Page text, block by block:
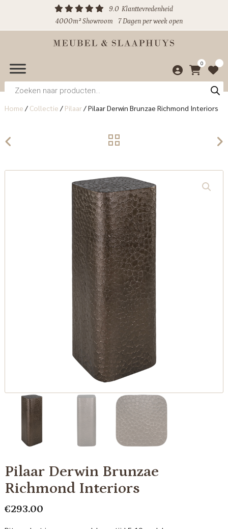
9.0 Klanttevredenheid
4000m² Showroom
7 Dagen per week open
0
Producten
zoeken
Home / Collectie / Pilaar/Pilaar Derwin Brunzae Richmond Interiors
Pilaar Derwin Brunzae
Richmond Interiors
€293.00